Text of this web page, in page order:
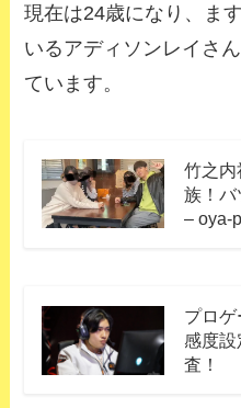
現在は24歳になり、ま
いるアディソンレイさ
ています。
竹之内
族！バ
– oya-
プロ
感度設
査！